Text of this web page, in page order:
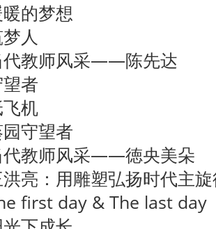
的梦想
人
教师风采——陈先达
者
机
守望者
教师风采——徳央美朵
亮：用雕塑弘扬时代主
first day & The last day